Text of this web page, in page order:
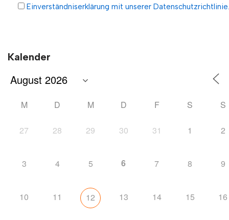
Einverständniserklärung mit unserer Datenschutzrichtlinie.
Kalender
M D M D F S S
27 28 29 30 31 1 2
3 4 5 6 7 8 9
10 11 12 13 14 15 16